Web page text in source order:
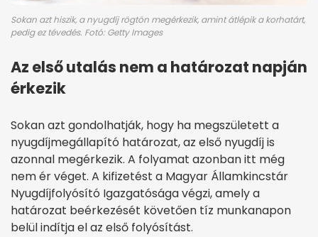
Sokan azt hiszik, a nyugdíj rögtön megérkezik, amint átlépik a korhatárt,
pedig ez tévedés. Fotó: Getty Images
Az első utalás nem a határozat napján
érkezik
Sokan azt gondolhatják, hogy ha megszületett a
nyugdíjmegállapító határozat, az első nyugdíj is
azonnal megérkezik. A folyamat azonban itt még
nem ér véget. A kifizetést a Magyar Államkincstár
Nyugdíjfolyósító Igazgatósága végzi, amely a
határozat beérkezését követően tíz munkanapon
belül indítja el az első folyósítást.